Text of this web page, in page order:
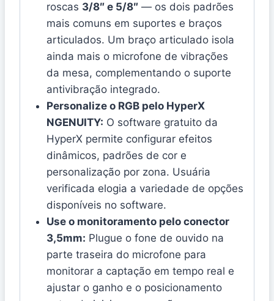
roscas 3/8″ e 5/8″— os dois padrões
mais comuns em suportes e braços
articulados. Um braço articulado isola
ainda mais o microfone de vibrações
da mesa, complementando o suporte
antivibração integrado.
Personalize o RGB pelo HyperX
NGENUITY: O software gratuito da
HyperX permite configurar efeitos
dinâmicos, padrões de cor e
personalização por zona. Usuária
verificada elogia a variedade de opções
disponíveis no software.
Use o monitoramento pelo conector
3,5mm: Plugue o fone de ouvido na
parte traseira do microfone para
monitorar a captação em tempo real e
ajustar o ganho e o posicionamento